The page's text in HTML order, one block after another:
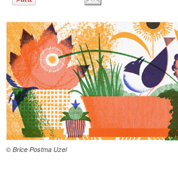
© Brice Postma Uzel